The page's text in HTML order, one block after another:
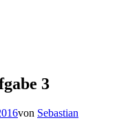
3
von Sebastian